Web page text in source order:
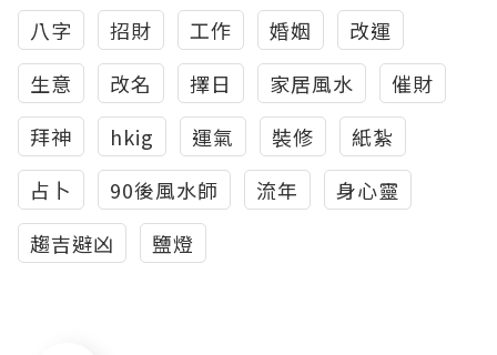
八字
招財 工作 婚姻
改運
生意
改名 擇日 家居風水
催財
拜神
hkig 運氣 裝修
紙紮
占卜
90後風水師 流年
身心靈
趨吉避凶
鹽燈